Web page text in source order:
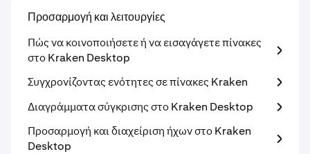
Προσαρμογή και λειτουργίες
Πώς να κοινοποιήσετε ή να εισαγάγετε πίνακες
στο Kraken Desktop
​Συγχρονίζοντας ενότητες σε πίνακες Kraken
Διαγράμματα σύγκρισης στο Kraken Desktop
Προσαρμογή και διαχείριση ήχων στο Kraken
Desktop